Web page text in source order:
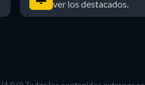
ver los destacados.